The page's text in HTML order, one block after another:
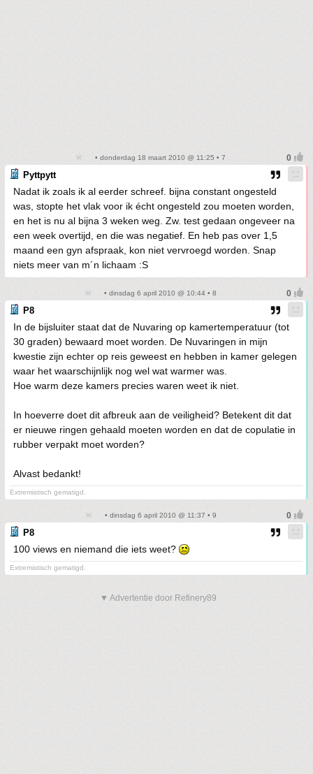
• donderdag 18 maart 2010 @ 11:25 • 7
Pyttpytt
Nadat ik zoals ik al eerder schreef. bijna constant ongesteld
was, stopte het vlak voor ik écht ongesteld zou moeten worden,
en het is nu al bijna 3 weken weg. Zw. test gedaan ongeveer na
een week overtijd, en die was negatief. En heb pas over 1,5
maand een gyn afspraak, kon niet vervroegd worden. Snap
niets meer van m´n lichaam :S
• dinsdag 6 april 2010 @ 10:44 • 8
P8
In de bijsluiter staat dat de Nuvaring op kamertemperatuur (tot
30 graden) bewaard moet worden. De Nuvaringen in mijn
kwestie zijn echter op reis geweest en hebben in kamer gelegen
waar het waarschijnlijk nog wel wat warmer was.
Hoe warm deze kamers precies waren weet ik niet.
In hoeverre doet dit afbreuk aan de veiligheid? Betekent dit dat
er nieuwe ringen gehaald moeten worden en dat de copulatie in
rubber verpakt moet worden?
Alvast bedankt!
Extremistisch gematigd.
• dinsdag 6 april 2010 @ 11:37 • 9
P8
100 views en niemand die iets weet?
Extremistisch gematigd.
▼ Advertentie door Refinery89